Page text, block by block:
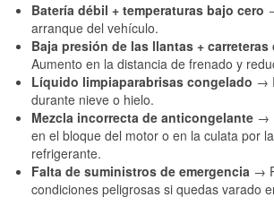
Batería débil + temperaturas bajo cero
arranque del vehículo.
Baja presión de las llantas +
Aumento en la distancia de frenado y
Líquido limpiaparabrisas congelado →
durante nieve o hielo.
Mezcla incorrecta de anticongelante →
en el bloque del motor o en la culata por
refrigerante.
Falta de suministros de emergencia →
condiciones peligrosas si quedas varado